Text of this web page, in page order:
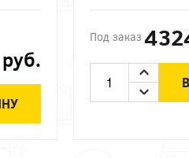
руб.
Под заказ